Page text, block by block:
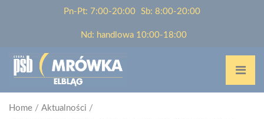
Pn-Pt: 7:00-20:00 Sb: 8:00-20:00
Nd: handlowa 10:00-18:00
Home / Aktualności /